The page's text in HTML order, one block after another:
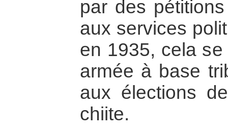
par des
aux services
en 1935, cela
armée à base
aux élections
chiite.